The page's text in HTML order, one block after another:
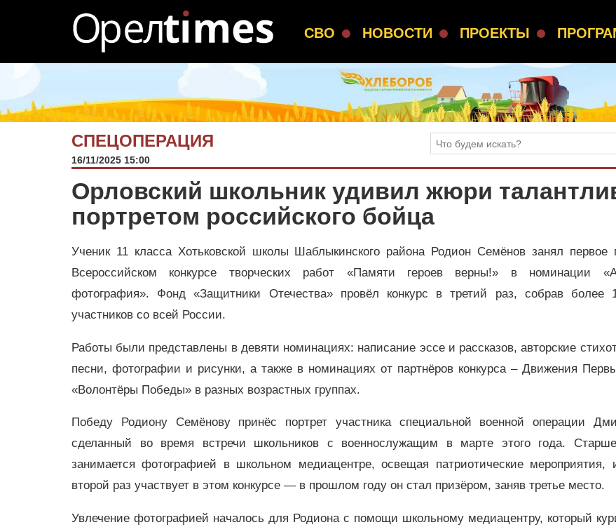
СВО НОВОСТИ ПРОЕКТЫ
СПЕЦОПЕРАЦИЯ
16/11/2025 15:00
Орловский школьник удивил жюри
портретом российского бойца
Ученик 11 класса Хотьковской школы Шаблыкинского района Родион Семёнов занял первое
Всероссийском конкурсе творческих работ «Памяти героев верны!» в номинации
фотография». Фонд «Защитники Отечества» провёл конкурс в третий раз, собрав более
участников со всей России.
Работы были представлены в девяти номинациях: написание эссе и рассказов, авторские
песни, фотографии и рисунки, а также в номинациях от партнёров конкурса – Движения
«Волонтёры Победы» в разных возрастных группах.
Победу Родиону Семёнову принёс портрет участника специальной военной операции
сделанный во время встречи школьников с военнослужащим в марте этого года.
занимается фотографией в школьном медиацентре, освещая патриотические
второй раз участвует в этом конкурсе — в прошлом году он стал призёром, заняв третье место.
Увлечение фотографией началось для Родиона с помощи школьному медиацентру, который